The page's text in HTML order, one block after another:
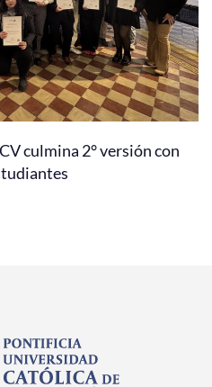
culmina 2° versión con